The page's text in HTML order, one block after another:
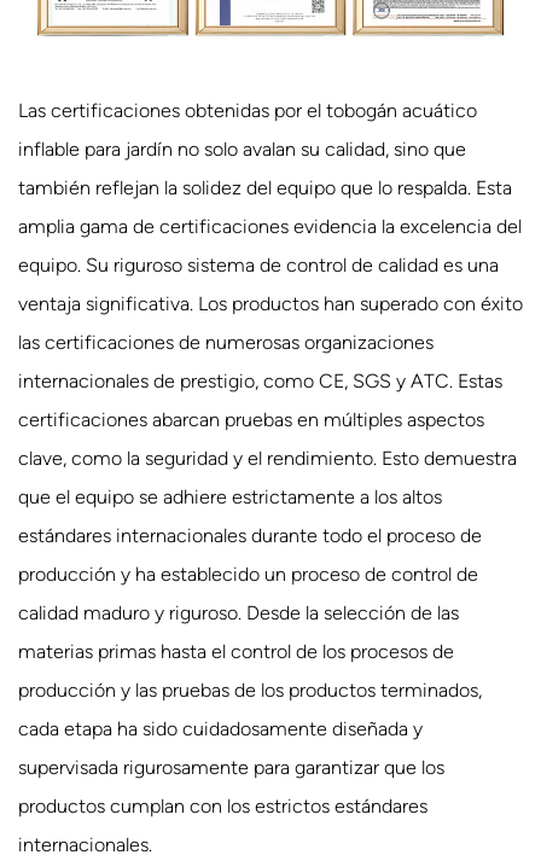
Las certificaciones obtenidas por el tobogán acuático
inflable para jardín no solo avalan su calidad, sino que
también reflejan la solidez del equipo que lo respalda. Esta
amplia gama de certificaciones evidencia la excelencia del
equipo. Su riguroso sistema de control de calidad es una
ventaja significativa. Los productos han superado con éxito
las certificaciones de numerosas organizaciones
internacionales de prestigio, como CE, SGS y ATC. Estas
certificaciones abarcan pruebas en múltiples aspectos
clave, como la seguridad y el rendimiento. Esto demuestra
que el equipo se adhiere estrictamente a los altos
estándares internacionales durante todo el proceso de
producción y ha establecido un proceso de control de
calidad maduro y riguroso. Desde la selección de las
materias primas hasta el control de los procesos de
producción y las pruebas de los productos terminados,
cada etapa ha sido cuidadosamente diseñada y
supervisada rigurosamente para garantizar que los
productos cumplan con los estrictos estándares
internacionales.